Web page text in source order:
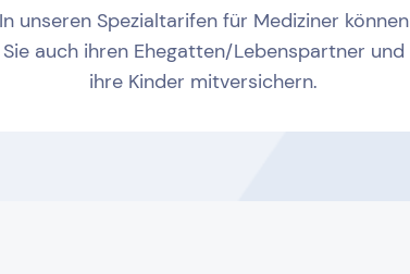
In unseren Spezialtarifen für Mediziner können
Sie auch ihren Ehegatten/Lebenspartner und
ihre Kinder mitversichern.